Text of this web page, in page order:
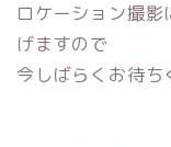
ロケーション撮
げますので
今しばらくお待ち